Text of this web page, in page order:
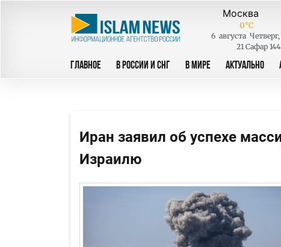
0°C
6 августа Четверг,
21 Сафар
ГЛАВНОЕ В РОССИИ И СНГ В МИРЕ АКТУАЛЬНО
Иран заявил об успехе
Израилю